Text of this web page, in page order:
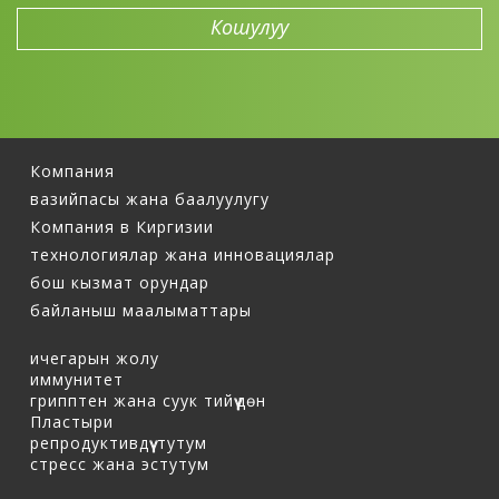
Компания
вазийпасы жана баалуулугу
Компания в Киргизии
технологиялар жана инновациялар
бош кызмат орундар
байланыш маалыматтары
ичегарын жолу
иммунитет
грипптен жана суук тийүүдөн
Пластыри
репродуктивдүү тутум
стресс жана эстутум